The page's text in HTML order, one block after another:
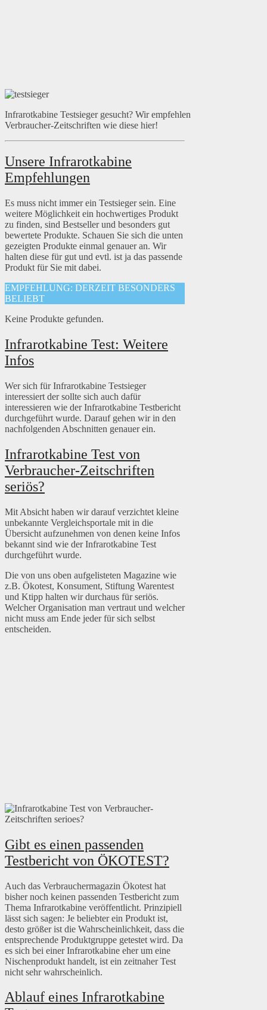
Infrarotkabine Testsieger gesucht? Wir empfehlen
Verbraucher-Zeitschriften wie diese hier!
Unsere Infrarotkabine
Empfehlungen
Es muss nicht immer ein Testsieger sein. Eine
weitere Möglichkeit ein hochwertiges Produkt
zu finden, sind Bestseller und besonders gut
bewertete Produkte. Schauen Sie sich die unten
gezeigten Produkte einmal genauer an. Wir
halten diese für gut und evtl. ist ja das passende
Produkt für Sie mit dabei.
EMPFEHLUNG: DERZEIT BESONDERS
BELIEBT
Keine Produkte gefunden.
Infrarotkabine Test: Weitere
Infos
Wer sich für Infrarotkabine Testsieger
interessiert der sollte sich auch dafür
interessieren wie der Infrarotkabine Testbericht
durchgeführt wurde. Darauf gehen wir in den
nachfolgenden Abschnitten genauer ein.
Infrarotkabine Test von
Verbraucher-Zeitschriften
seriös?
Mit Absicht haben wir darauf verzichtet kleine
unbekannte Vergleichsportale mit in die
Übersicht aufzunehmen von denen keine Infos
bekannt sind wie der Infrarotkabine Test
durchgeführt wurde.
Die von uns oben aufgelisteten Magazine wie
z.B. Ökotest, Konsument, Stiftung Warentest
und Ktipp halten wir durchaus für seriös.
Welcher Organisation man vertraut und welcher
nicht muss am Ende jeder für sich selbst
entscheiden.
Gibt es einen passenden
Testbericht von ÖKOTEST?
Auch das Verbrauchermagazin Ökotest hat
bisher noch keinen passenden Testbericht zum
Thema Infrarotkabine veröffentlicht. Prinzipiell
lässt sich sagen: Je beliebter ein Produkt ist,
desto größer ist die Wahrscheinlichkeit, dass die
entsprechende Produktgruppe getestet wird. Da
es sich bei einer Infrarotkabine eher um eine
Nischenprodukt handelt, ist ein zeitnaher Test
nicht sehr wahrscheinlich.
Ablauf eines Infrarotkabine